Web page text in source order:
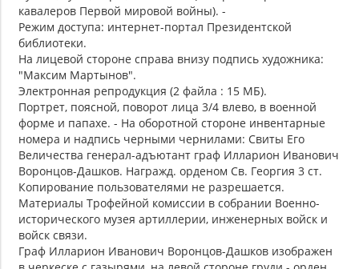
кавалеров Первой мировой войны). -
Режим доступа: интернет-портал Президентской
библиотеки.
На лицевой стороне справа внизу подпись художника:
"Максим Мартынов".
Электронная репродукция (2 файла : 15 МБ).
Портрет, поясной, поворот лица 3/4 влево, в военной
форме и папахе. - На оборотной стороне инвентарные
номера и надпись черными чернилами: Свиты Его
Величества генерал-адъютант граф Илларион Иванович
Воронцов-Дашков. Награжд. орденом Св. Георгия 3 ст.
Копирование пользователями не разрешается.
Материалы Трофейной комиссии в собрании Военно-
исторического музея артиллерии, инженерных войск и
войск связи.
Граф Илларион Иванович Воронцов-Дашков изображен